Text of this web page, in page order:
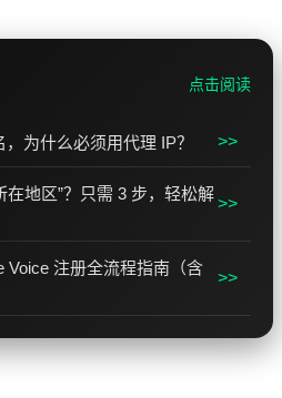
点击阅读
为什么必须用代理 IP？ >>
在地区”？只需 3 步，轻松解
>>
Voice 注册全流程指南（含
>>